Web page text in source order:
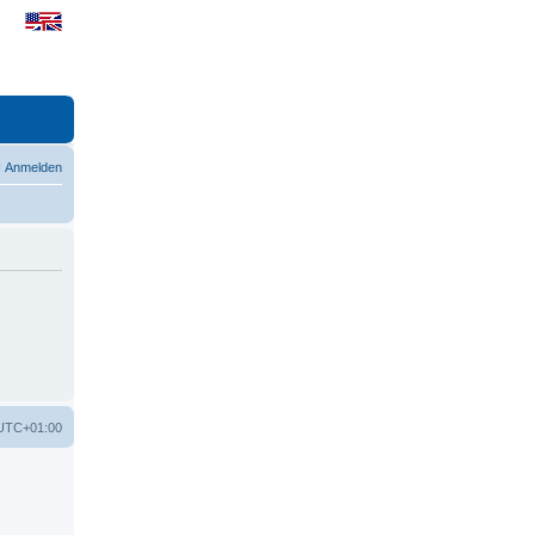
Anmelden